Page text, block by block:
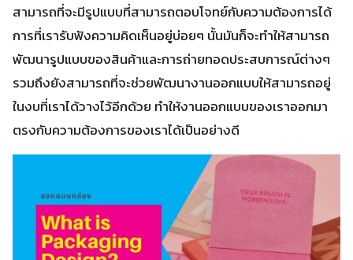
สามารถที่จะมีรูปแบบที่สามารถตอบโจทย์กับความต้องการได้
การที่เรารับฟังความคิดเห็นอยู่บ่อยๆ นั้นมันก็จะทำให้สามารถ
พัฒนารูปแบบของสินค้าและการถ่ายทอดประสบการณ์ต่างๆ
รวมถึงยังสามารถที่จะช่วยพัฒนางานออกแบบให้สามารถอยู่
ในงบที่เราได้วางไว้อีกด้วย ทำให้งานออกแบบของเราออกมา
ตรงกับความต้องการของเราได้เป็นอย่างดี